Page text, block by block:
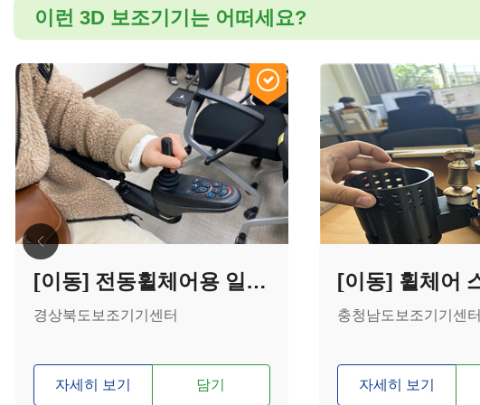
이런 3D 보조기기는 어떠세요?
[이동] 전동휠체어용 일자형덮개 조이스틱
경상북도보조기기센터
자세히 보기 담기
충청남도보조기기센터
자세히 보기